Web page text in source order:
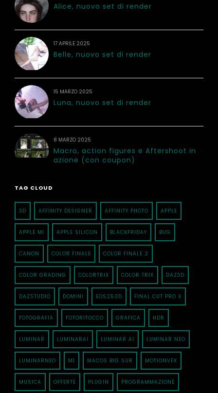
Alice, nuovo set di render
17 APRILE 2025
Belle, nuovo set di render
15 MARZO 2025
Luna, nuovo set di render
8 MARZO 2025
Macro, action figures e Aftershoot in
azione (con coupon)
TAG CLOUD
3D AFFINITY DESIGNER AFFINITY PHOTO APPLE
APPLE M1 APPLE SILICON BLACKFRIDAY BUG
CANON COLOR FINALE COLOR FINALE 2
COLOR GRADING COLORTRIX COLOR TRIX DAZ3D
DAZSTUDIO DOMINI EOS250D FINAL CUT PRO X
FOTOGRAFIA FOTORITOCCO GRAFICA HDR
LUMINAR LUMINARAI LUMINAR AI LUMINAR NEO
LUMINARNEO M1 MACOS BIG SUR MOTIONVFX
MUSICA OFFERTE PLUGIN PROGRAMMAZIONE